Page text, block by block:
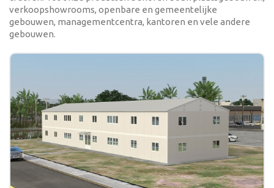
Karmod Česko Karmod България
Karmod Romania
Karmod Serbia Karmod Slovensko
Karmod Malaysia Karmod Azərbaycan
Karmod ישראל Karmod Россия
verkoopshowrooms, openbare en gemeentelijke
gebouwen, managementcentra, kantoren en vele andere
gebouwen.